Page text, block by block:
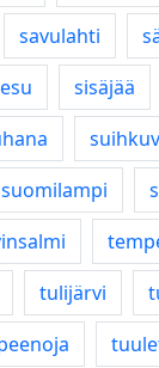
savulahti
sisäjää
suomilampi
tulijärvi